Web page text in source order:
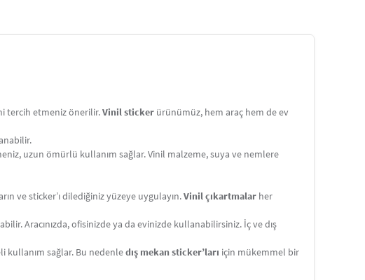
tercih etmeniz önerilir.Vinil sticker ürünümüz, hem araç hem de ev
uzun ömürlü kullanım sağlar. Vinil malzeme, suya ve nemlere
ve sticker’ı dilediğiniz yüzeye uygulayın.Vinil çıkartmalar her
Aracınızda, ofisinizde ya da evinizde kullanabilirsiniz. İç ve dış
kullanım sağlar. Bu nedenledış mekan sticker’ları için mükemmel bir